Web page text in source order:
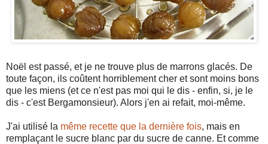
Noël est passé, et je ne trouve plus de marrons glacés. De
toute façon, ils coûtent horriblement cher et sont moins bons
que les miens (et ce n'est pas moi qui le dis - enfin, si, je le
dis - c'est Bergamonsieur). Alors j'en ai refait, moi-même.
J'ai utilisé la même recette que la dernière fois, mais en
remplaçant le sucre blanc par du sucre de canne. Et comme